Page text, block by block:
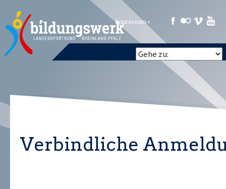
Impressum »
Verbindliche